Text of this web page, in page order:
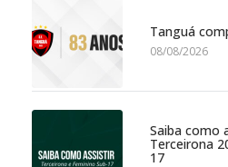
Tanguá
08/08/2026
Saiba como
Terceirona
17